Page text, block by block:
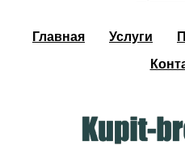
Главная Услуги